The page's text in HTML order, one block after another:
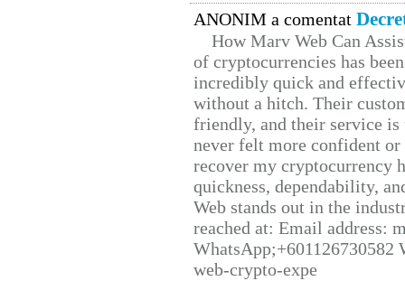
ANONIM a comentat
How Marv Web Can
of cryptocurrencies has
incredibly quick and
without a hitch. Their
friendly, and their service
never felt more confident
recover my cryptocurrency
quickness, dependability,
Web stands out in the
reached at: Email address:
web-crypto-expe